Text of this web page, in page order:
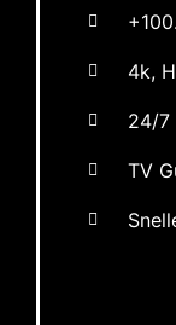
4k,
24/7
TV